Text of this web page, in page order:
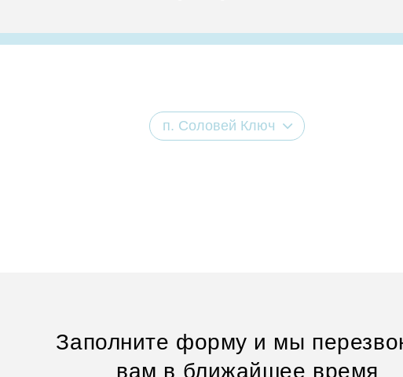
п. Соловей Ключ
Заполните форму и мы
вам в ближайшее время